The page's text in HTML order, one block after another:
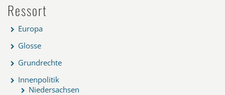
Ressort
Europa
Glosse
Grundrechte
Innenpolitik
Niedersachsen